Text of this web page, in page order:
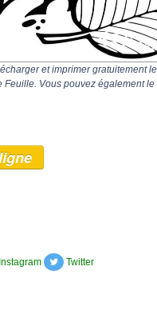
et imprimer gratuitement le
Vous pouvez également le
Instagram Twitter